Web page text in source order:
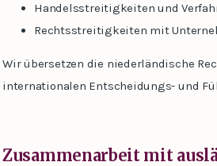
Handelsstreitigkeiten und
Rechtsstreitigkeiten mit
Wir übersetzen die niederländische
internationalen Entscheidungs- und
Zusammenarbeit mit